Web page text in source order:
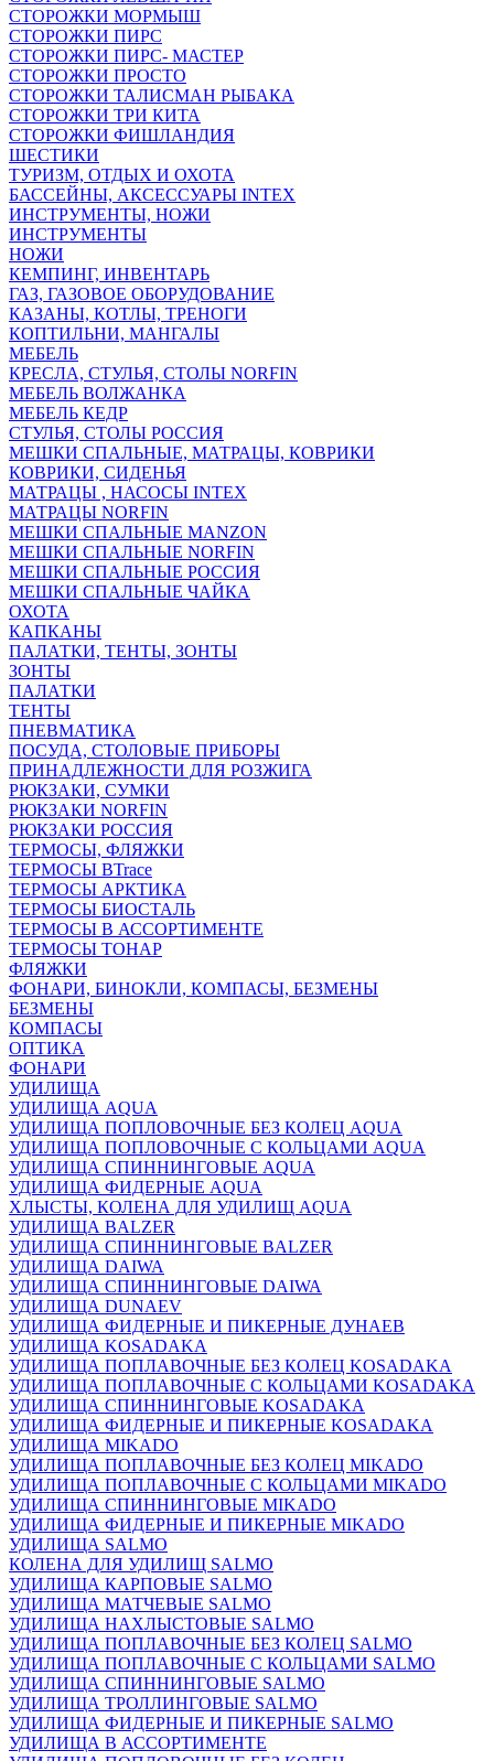
СТОРОЖКИ МОРМЫШ
СТОРОЖКИ ПИРС
СТОРОЖКИ ПИРС- МАСТЕР
СТОРОЖКИ ПРОСТО
СТОРОЖКИ ТАЛИСМАН РЫБАКА
СТОРОЖКИ ТРИ КИТА
СТОРОЖКИ ФИШЛАНДИЯ
ШЕСТИКИ
ТУРИЗМ, ОТДЫХ И ОХОТА
БАССЕЙНЫ, АКСЕССУАРЫ INTEX
ИНСТРУМЕНТЫ, НОЖИ
ИНСТРУМЕНТЫ
НОЖИ
КЕМПИНГ, ИНВЕНТАРЬ
ГАЗ, ГАЗОВОЕ ОБОРУДОВАНИЕ
КАЗАНЫ, КОТЛЫ, ТРЕНОГИ
КОПТИЛЬНИ, МАНГАЛЫ
МЕБЕЛЬ
КРЕСЛА, СТУЛЬЯ, СТОЛЫ NORFIN
МЕБЕЛЬ ВОЛЖАНКА
МЕБЕЛЬ КЕДР
СТУЛЬЯ, СТОЛЫ РОССИЯ
МЕШКИ СПАЛЬНЫЕ, МАТРАЦЫ, КОВРИКИ
КОВРИКИ, СИДЕНЬЯ
МАТРАЦЫ , НАСОСЫ INTEX
МАТРАЦЫ NORFIN
МЕШКИ СПАЛЬНЫЕ MANZON
МЕШКИ СПАЛЬНЫЕ NORFIN
МЕШКИ СПАЛЬНЫЕ РОССИЯ
МЕШКИ СПАЛЬНЫЕ ЧАЙКА
ОХОТА
КАПКАНЫ
ПАЛАТКИ, ТЕНТЫ, ЗОНТЫ
ЗОНТЫ
ПАЛАТКИ
ТЕНТЫ
ПНЕВМАТИКА
ПОСУДА, СТОЛОВЫЕ ПРИБОРЫ
ПРИНАДЛЕЖНОСТИ ДЛЯ РОЗЖИГА
РЮКЗАКИ, СУМКИ
РЮКЗАКИ NORFIN
РЮКЗАКИ РОССИЯ
ТЕРМОСЫ, ФЛЯЖКИ
ТЕРМОСЫ BTrace
ТЕРМОСЫ АРКТИКА
ТЕРМОСЫ БИОСТАЛЬ
ТЕРМОСЫ В АССОРТИМЕНТЕ
ТЕРМОСЫ ТОНАР
ФЛЯЖКИ
ФОНАРИ, БИНОКЛИ, КОМПАСЫ, БЕЗМЕНЫ
БЕЗМЕНЫ
КОМПАСЫ
ОПТИКА
ФОНАРИ
УДИЛИЩА
УДИЛИЩА AQUA
УДИЛИЩА ПОПЛОВОЧНЫЕ БЕЗ КОЛЕЦ AQUA
УДИЛИЩА ПОПЛОВОЧНЫЕ С КОЛЬЦАМИ AQUA
УДИЛИЩА СПИННИНГОВЫЕ AQUA
УДИЛИЩА ФИДЕРНЫЕ AQUA
ХЛЫСТЫ, КОЛЕНА ДЛЯ УДИЛИЩ AQUA
УДИЛИЩА BALZER
УДИЛИЩА СПИННИНГОВЫЕ BALZER
УДИЛИЩА DAIWA
УДИЛИЩА СПИННИНГОВЫЕ DAIWA
УДИЛИЩА DUNAEV
УДИЛИЩА ФИДЕРНЫЕ И ПИКЕРНЫЕ ДУНАЕВ
УДИЛИЩА KOSADAKA
УДИЛИЩА ПОПЛАВОЧНЫЕ БЕЗ КОЛЕЦ KOSADAKA
УДИЛИЩА ПОПЛАВОЧНЫЕ С КОЛЬЦАМИ KOSADAKA
УДИЛИЩА СПИННИНГОВЫЕ KOSADAKA
УДИЛИЩА ФИДЕРНЫЕ И ПИКЕРНЫЕ KOSADAKA
УДИЛИЩА MIKADO
УДИЛИЩА ПОПЛАВОЧНЫЕ БЕЗ КОЛЕЦ MIKADO
УДИЛИЩА ПОПЛАВОЧНЫЕ С КОЛЬЦАМИ MIKADO
УДИЛИЩА СПИННИНГОВЫЕ MIKADO
УДИЛИЩА ФИДЕРНЫЕ И ПИКЕРНЫЕ MIKADO
УДИЛИЩА SALMO
КОЛЕНА ДЛЯ УДИЛИЩ SALMO
УДИЛИЩА КАРПОВЫЕ SALMO
УДИЛИЩА МАТЧЕВЫЕ SALMO
УДИЛИЩА НАХЛЫСТОВЫЕ SALMO
УДИЛИЩА ПОПЛАВОЧНЫЕ БЕЗ КОЛЕЦ SALMO
УДИЛИЩА ПОПЛАВОЧНЫЕ С КОЛЬЦАМИ SALMO
УДИЛИЩА СПИННИНГОВЫЕ SALMO
УДИЛИЩА ТРОЛЛИНГОВЫЕ SALMO
УДИЛИЩА ФИДЕРНЫЕ И ПИКЕРНЫЕ SALMO
УДИЛИЩА В АССОРТИМЕНТЕ